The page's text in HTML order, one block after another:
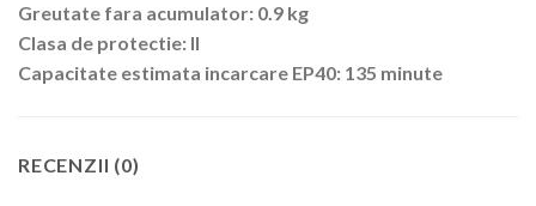
Greutate fara acumulator: 0.9 kg
Clasa de protectie: II
Capacitate estimata incarcare EP40: 135 minute
RECENZII (0)